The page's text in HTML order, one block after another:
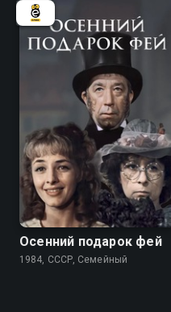
6.4
Осенний подарок фей
1984, СССР, Семейный